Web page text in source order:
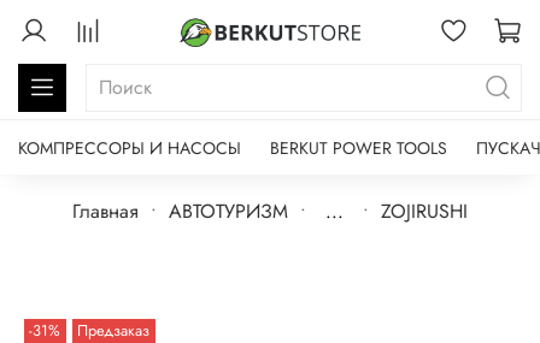
КОМПРЕССОРЫ И НАСОСЫ BERKUT POWER TOOLS
Главная АВТОТУРИЗМ ... ZOJIRUSHI
-31% Предзаказ